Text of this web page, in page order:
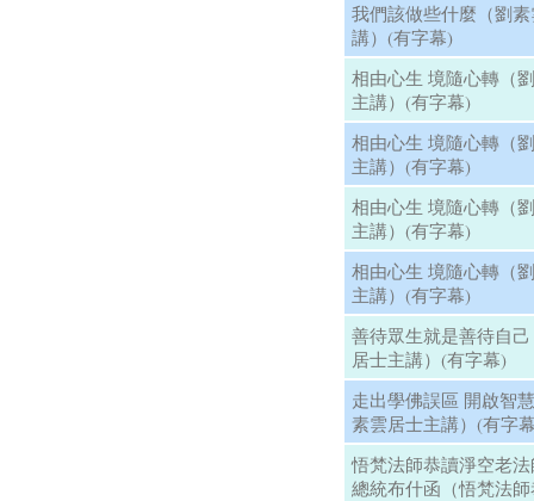
我們該做些什麼（劉
講）(有字幕)
相由心生 境隨心轉（
主講）(有字幕)
相由心生 境隨心轉（
主講）(有字幕)
相由心生 境隨心轉（
主講）(有字幕)
相由心生 境隨心轉（
主講）(有字幕)
善待眾生就是善待自
居士主講）(有字幕)
走出學佛誤區 開啟智
素雲居士主講）(有字
悟梵法師恭讀淨空老
總統布什函（悟梵法